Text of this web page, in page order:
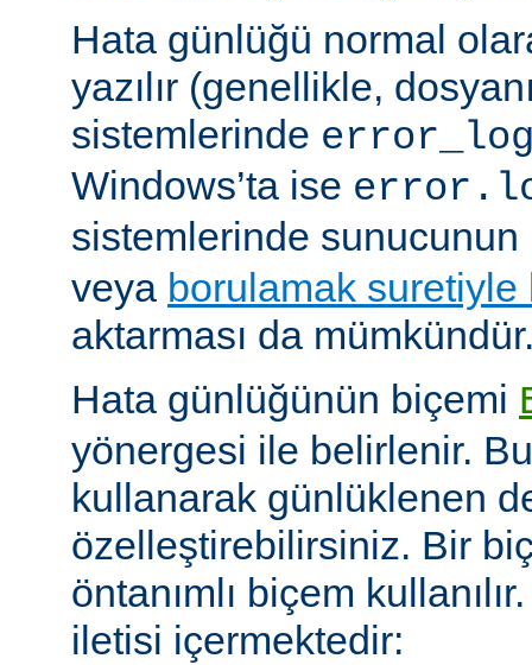
Hata günlüğü normal
yazılır (genellikle,
sistemlerinde
Windows’ta ise
sistemlerinde sunucunun
veya borulamak
aktarması da
Hata günlüğünün biçemi
yönergesi ile belirlenir.
kullanarak günlüklenen
özelleştirebilirsiniz. Bir
öntanımlı biçem
iletisi içermektedir: